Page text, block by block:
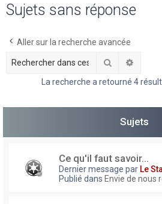
Sujets sans réponse
Aller sur la recherche avancée
Rechercher
La recherche a retourné 4
Sujets
Ce qu'il faut savoir...
Dernier message par Le
Publié dans Envie de nous